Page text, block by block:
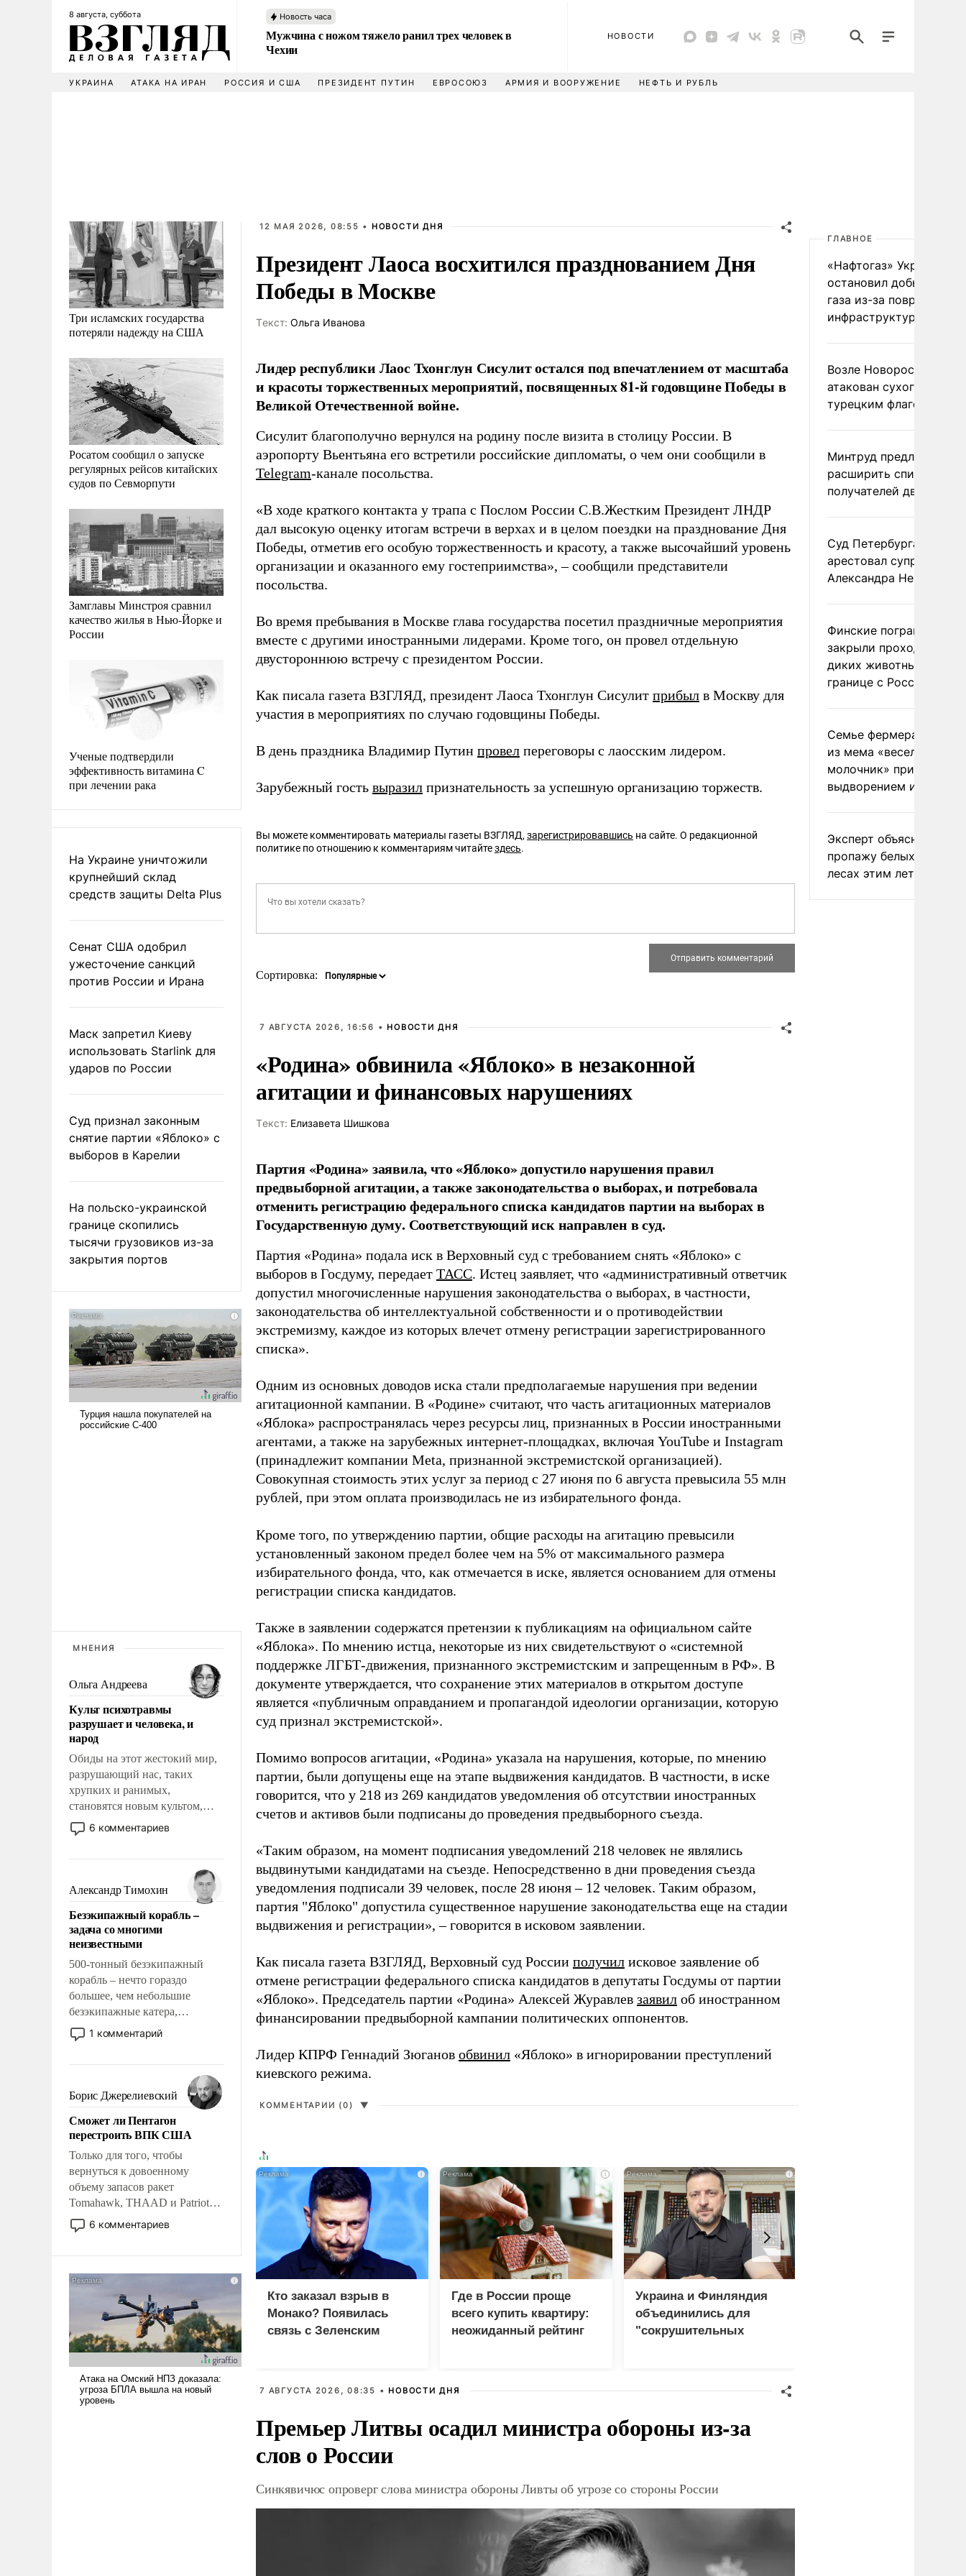
8 августа, суббота Новость часа
Мужчина с ножом тяжело ранил трех человек в
Чехии
НОВОСТИ
УКРАИНА АТАКА НА ИРАН РОССИЯ И США ПРЕЗИДЕНТ ПУТИН ЕВРОСОЮЗ АРМИЯ И ВООРУЖЕНИЕ НЕФТЬ И РУБЛЬ
Три исламских государства
потеряли надежду на США
Росатом сообщил о запуске
регулярных рейсов китайских
судов по Севморпути
Замглавы Минстроя сравнил
качество жилья в Нью-Йорке и
России
Ученые подтвердили
эффективность витамина C
при лечении рака
На Украине уничтожили
крупнейший склад
средств защиты Delta Plus
Сенат США одобрил
ужесточение санкций
против России и Ирана
Маск запретил Киеву
использовать Starlink для
ударов по России
Суд признал законным
снятие партии «Яблоко» с
выборов в Карелии
На польско-украинской
границе скопились
тысячи грузовиков из-за
закрытия портов
МНЕНИЯ
Ольга Андреева
Культ психотравмы
разрушает и человека, и
народ
Обиды на этот жестокий мир,
разрушающий нас, таких
хрупких и ранимых,
становятся новым культом,
постепенно вытесняя и
отменяя традиционное
мужественным и твердым под
ударами судьбы, брать на себя
ответственность, помогать
слабым, идти вперед и
адаптироваться.
6 комментариев
Александр Тимохин
Безэкипажный корабль –
задача со многими
неизвестными
500-тонный безэкипажный
корабль – нечто гораздо
большее, чем небольшие
безэкипажные катера,
применение которых уже
стало обыденностью. Задача по
сложна и амбициозна. Однако
и ее реализация радикально
поднимет наши боевые
возможности.
1 комментарий
Борис Джерелиевский
Сможет ли Пентагон
перестроить ВПК США
Только для того, чтобы
вернуться к довоенному
объему запасов ракет
Tomahawk, THAAD и Patriot
США потребуется более трех
лет. Даже небольшая война с
Сложившаяся ситуация
означает многолетний период
уязвимости США, например,
перед Китаем.
6 комментариев
12 МАЯ 2026, 08:55 • НОВОСТИ ДНЯ
Президент Лаоса восхитился празднованием Дня
Победы в Москве
Tекст: Ольга Иванова
Лидер республики Лаос Тхонглун Сисулит остался под впечатлением от масштаба
и красоты торжественных мероприятий, посвященных 81-й годовщине Победы в
Великой Отечественной войне.
Сисулит благополучно вернулся на родину после визита в столицу России. В
аэропорту Вьентьяна его встретили российские дипломаты, о чем они сообщили в
Telegram-канале посольства.
«В ходе краткого контакта у трапа с Послом России С.В.Жестким Президент ЛНДР
дал высокую оценку итогам встречи в верхах и в целом поездки на празднование Дня
Победы, отметив его особую торжественность и красоту, а также высочайший уровень
организации и оказанного ему гостеприимства», – сообщили представители
посольства.
Во время пребывания в Москве глава государства посетил праздничные мероприятия
вместе с другими иностранными лидерами. Кроме того, он провел отдельную
двустороннюю встречу с президентом России.
Как писала газета ВЗГЛЯД, президент Лаоса Тхонглун Сисулит прибыл в Москву для
участия в мероприятиях по случаю годовщины Победы.
В день праздника Владимир Путин провел переговоры с лаосским лидером.
Зарубежный гость выразил признательность за успешную организацию торжеств.
Вы можете комментировать материалы газеты ВЗГЛЯД, зарегистрировавшись на сайте. О редакционной
политике по отношению к комментариям читайтездесь.
Сортировка:
7 АВГУСТА 2026, 16:56 • НОВОСТИ ДНЯ
«Родина» обвинила «Яблоко» в незаконной
агитации и финансовых нарушениях
Tекст: Елизавета Шишкова
Партия «Родина» заявила, что «Яблоко» допустило нарушения правил
предвыборной агитации, а также законодательства о выборах, и потребовала
отменить регистрацию федерального списка кандидатов партии на выборах в
Государственную думу. Соответствующий иск направлен в суд.
Партия «Родина» подала иск в Верховный суд с требованием снять «Яблоко» с
выборов в Госдуму, передает ТАСС. Истец заявляет, что «административный ответчик
допустил многочисленные нарушения законодательства о выборах, в частности,
законодательства об интеллектуальной собственности и о противодействии
экстремизму, каждое из которых влечет отмену регистрации зарегистрированного
списка».
Одним из основных доводов иска стали предполагаемые нарушения при ведении
агитационной кампании. В «Родине» считают, что часть агитационных материалов
«Яблока» распространялась через ресурсы лиц, признанных в России иностранными
агентами, а также на зарубежных интернет-площадках, включая YouTube и Instagram
(принадлежит компании Meta, признанной экстремистской организацией).
Совокупная стоимость этих услуг за период с 27 июня по 6 августа превысила 55 млн
рублей, при этом оплата производилась не из избирательного фонда.
Кроме того, по утверждению партии, общие расходы на агитацию превысили
установленный законом предел более чем на 5% от максимального размера
избирательного фонда, что, как отмечается в иске, является основанием для отмены
регистрации списка кандидатов.
Также в заявлении содержатся претензии к публикациям на официальном сайте
«Яблока». По мнению истца, некоторые из них свидетельствуют о «системной
поддержке ЛГБТ-движения, признанного экстремистским и запрещенным в РФ». В
документе утверждается, что сохранение этих материалов в открытом доступе
является «публичным оправданием и пропагандой идеологии организации, которую
суд признал экстремистской».
Помимо вопросов агитации, «Родина» указала на нарушения, которые, по мнению
партии, были допущены еще на этапе выдвижения кандидатов. В частности, в иске
говорится, что у 218 из 269 кандидатов уведомления об отсутствии иностранных
счетов и активов были подписаны до проведения предвыборного съезда.
«Таким образом, на момент подписания уведомлений 218 человек не являлись
выдвинутыми кандидатами на съезде. Непосредственно в дни проведения съезда
уведомления подписали 39 человек, после 28 июня – 12 человек. Таким образом,
партия "Яблоко" допустила существенное нарушение законодательства еще на стадии
выдвижения и регистрации», – говорится в исковом заявлении.
Как писала газета ВЗГЛЯД, Верховный суд России получил исковое заявление об
отмене регистрации федерального списка кандидатов в депутаты Госдумы от партии
«Яблоко». Председатель партии «Родина» Алексей Журавлев заявил об иностранном
финансировании предвыборной кампании политических оппонентов.
Лидер КПРФ Геннадий Зюганов обвинил «Яблоко» в игнорировании преступлений
киевского режима.
КОММЕНТАРИИ (0) ▼
i
Кто заказал взрыв в
Монако? Появилась
связь с Зеленским
i
Где в России проще
всего купить квартиру:
неожиданный рейтинг
i
Украина и Финляндия
объединились для
"сокрушительных
7 АВГУСТА 2026, 08:35 • НОВОСТИ ДНЯ
Премьер Литвы осадил министра обороны из-за
слов о России
Синкявичюс опроверг слова министра обороны Ливты об угрозе со стороны России
ГЛАВНОЕ
«Нафтогаз» Украины
остановил добычу
газа из-за повреждения
инфраструктуры
Возле Новороссийска
атакован сухогруз под
турецким флагом
Минтруд предложил
расширить список
получателей двух
Суд Петербурга заочно
арестовал супругу
Александра Невзорова
Финские пограничники
закрыли проходы для
диких животных на
границе с Россией
Семье фермера
из мема «веселый
молочник» пригрозили
выдворением из
Эксперт объяснил
пропажу белых грибов
лесах этим летом